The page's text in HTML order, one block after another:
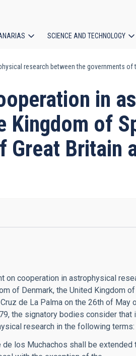
SCIENCE AND TECHNOLOGY
research between the governments of
in
Kingdom of
Great Britain
on cooperation in astrophysical
of Denmark, the United Kingdom of
de La Palma on the 26th of May
the signatory bodies consider that
research in the following terms:
los Muchachos shall be extended